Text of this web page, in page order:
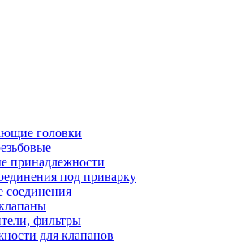
головки
принадлежности
под приварку
соединения
фильтры
для клапанов